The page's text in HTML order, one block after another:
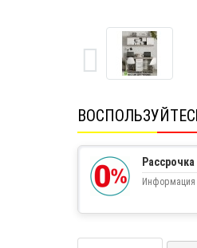
Рассрочка
Информация